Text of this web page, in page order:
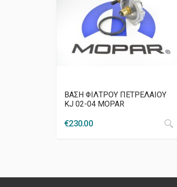
ΒΑΣΗ ΦΙΛΤΡΟΥ ΠΕΤΡΕΛΑΙΟΥ
KJ 02-04 MOPAR
€230.00